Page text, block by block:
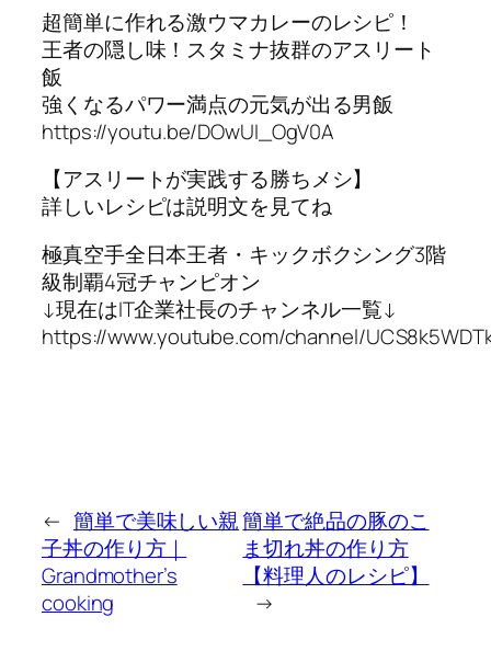
超簡単に作れる激ウマカレーのレシピ！
王者の隠し味！スタミナ抜群のアスリート
飯
強くなるパワー満点の元気が出る男飯
https://youtu.be/DOwUI_OgV0A
【アスリートが実践する勝ちメシ】
詳しいレシピは説明文を見てね
極真空手全日本王者・キックボクシング3階
級制覇4冠チャンピオン
↓現在はIT企業社長のチャンネル一覧↓
https://www.youtube.com/channel/
← 簡単で美味しい親
子丼の作り方｜
Grandmother’s
cooking
簡単で絶品の豚のこ
ま切れ丼の作り方
【料理人のレシピ】
→